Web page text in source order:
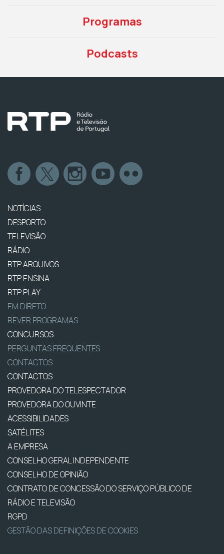
Programas
Podcasts
NOTÍCIAS
DESPORTO
TELEVISÃO
RÁDIO
RTP ARQUIVOS
RTP ENSINA
RTP PLAY
EM DIRETO
REVER PROGRAMAS
CONCURSOS
PERGUNTAS FREQUENTES
CONTACTOS
CONTACTOS
PROVEDORA DO TELESPECTADOR
PROVEDORA DO OUVINTE
ACESSIBILIDADES
SATÉLITES
A EMPRESA
CONSELHO GERAL INDEPENDENTE
CONSELHO DE OPINIÃO
CONTRATO DE CONCESSÃO DO SERVIÇO PÚBLICO DE
RÁDIO E TELEVISÃO
RGPD
GESTÃO DAS DEFINIÇÕES DE COOKIES